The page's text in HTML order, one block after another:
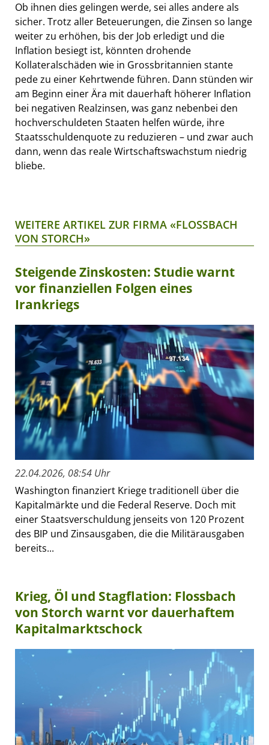
Ob ihnen dies gelingen werde, sei alles andere als
sicher. Trotz aller Beteuerungen, die Zinsen so lange
weiter zu erhöhen, bis der Job erledigt und die
Inflation besiegt ist, könnten drohende
Kollateralschäden wie in Grossbritannien stante
pede zu einer Kehrtwende führen. Dann stünden wir
am Beginn einer Ära mit dauerhaft höherer Inflation
bei negativen Realzinsen, was ganz nebenbei den
hochverschuldeten Staaten helfen würde, ihre
Staatsschuldenquote zu reduzieren – und zwar auch
dann, wenn das reale Wirtschaftswachstum niedrig
bliebe.
WEITERE ARTIKEL ZUR FIRMA «FLOSSBACH
VON STORCH»
Steigende Zinskosten: Studie warnt
vor finanziellen Folgen eines
Irankriegs
22.04.2026, 08:54 Uhr
Washington finanziert Kriege traditionell über die
Kapitalmärkte und die Federal Reserve. Doch mit
einer Staatsverschuldung jenseits von 120 Prozent
des BIP und Zinsausgaben, die die Militärausgaben
bereits...
Krieg, Öl und Stagflation: Flossbach
von Storch warnt vor dauerhaftem
Kapitalmarktschock